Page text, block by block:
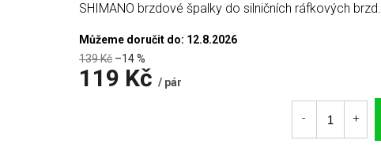
139 Kč –14 %
119 Kč / pár
Můžeme doručit do: 12.8.2026
SHIMANO brzdové špalky do silničních ráfkových brzd.